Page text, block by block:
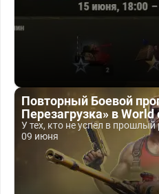
Повторный Боевой
Перезагрузка» в World
У тех, кто не успел в
09 июня